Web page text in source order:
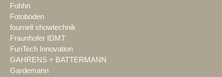
Fohhn
Fotoboden
fournell showtechnik
Fraunhofer IDMT
FunTech Innovation
GAHRENS + BATTERMANN
Gardemann